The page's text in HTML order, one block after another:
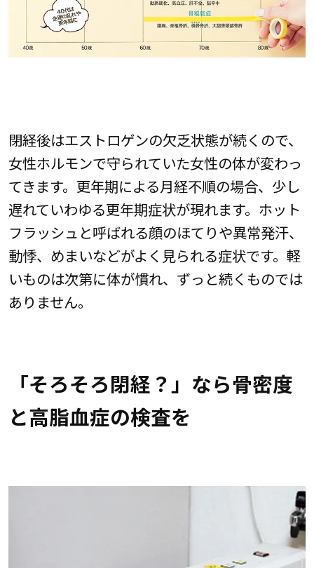
閉経後はエストロゲンの欠乏状態が続くので、
女性ホルモンで守られていた女性の体が変わっ
てきます。更年期による月経不順の場合、少し
遅れていわゆる更年期症状が現れます。ホット
フラッシュと呼ばれる顔のほてりや異常発汗、
動悸、めまいなどがよく見られる症状です。軽
いものは次第に体が慣れ、ずっと続くものでは
ありません。
「そろそろ閉経？」なら骨密度
と高脂血症の検査を